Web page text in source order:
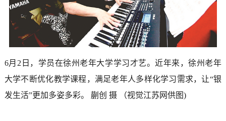
6月2日，学员在徐州老年大学学习才艺。近年来，徐州老年
大学不断优化教学课程，满足老年人多样化学习需求，让“银
发生活”更加多姿多彩。 蒯创 摄 （视觉江苏网供图)